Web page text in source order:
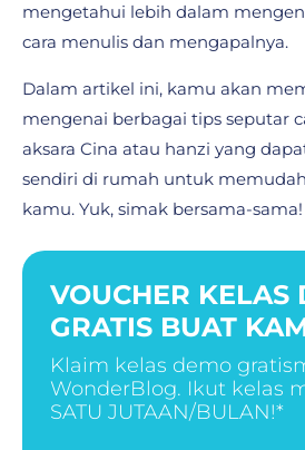
mengetahui lebih dalam
cara menulis dan mengapalnya.
Dalam artikel ini, kamu akan
mengenai berbagai tips seputar
aksara Cina atau hanzi yang
sendiri di rumah untuk
kamu. Yuk, simak bersama-sama!
VOUCHER KELAS
GRATIS BUAT
Klaim kelas demo
WonderBlog. Ikut kelas
SATU JUTAAN/BULAN!*